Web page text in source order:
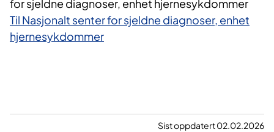
for sjeldne diagnoser, enhet hjernesykdommer
Til Nasjonalt senter for sjeldne diagnoser, enhet
hjernesykdommer
Sist oppdatert 02.02.2026